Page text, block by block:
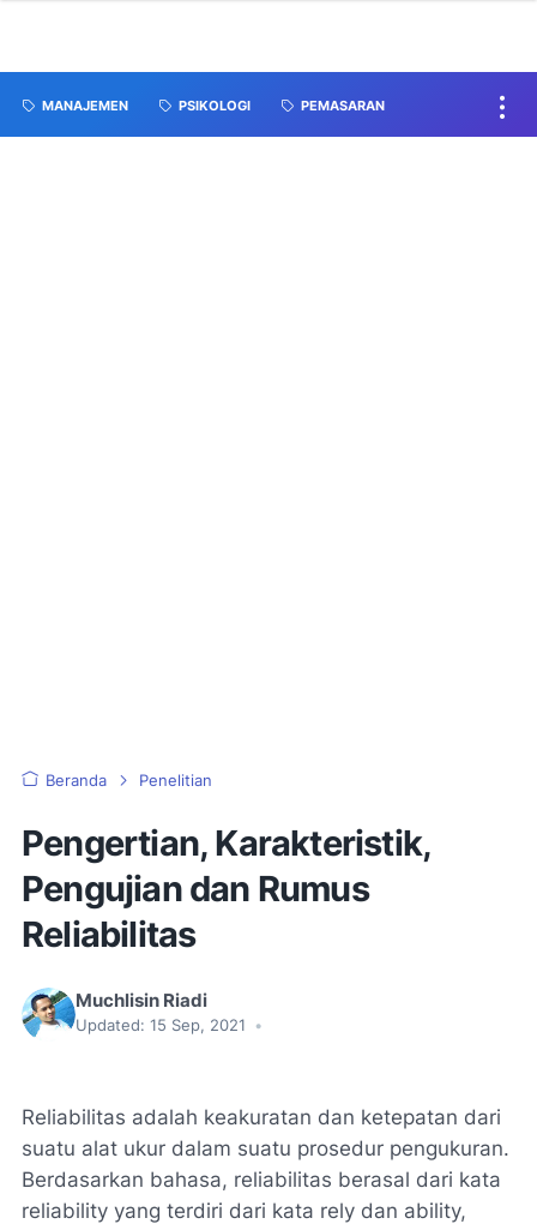
MANAJEMEN PSIKOLOGI PEMASARAN
Beranda Penelitian
Pengertian, Karakteristik,
Pengujian dan Rumus
Reliabilitas
Muchlisin Riadi
Updated: 15 Sep, 2021 •
Reliabilitas adalah keakuratan dan ketepatan dari
suatu alat ukur dalam suatu prosedur pengukuran.
Berdasarkan bahasa, reliabilitas berasal dari kata
reliability yang terdiri dari kata rely dan ability,